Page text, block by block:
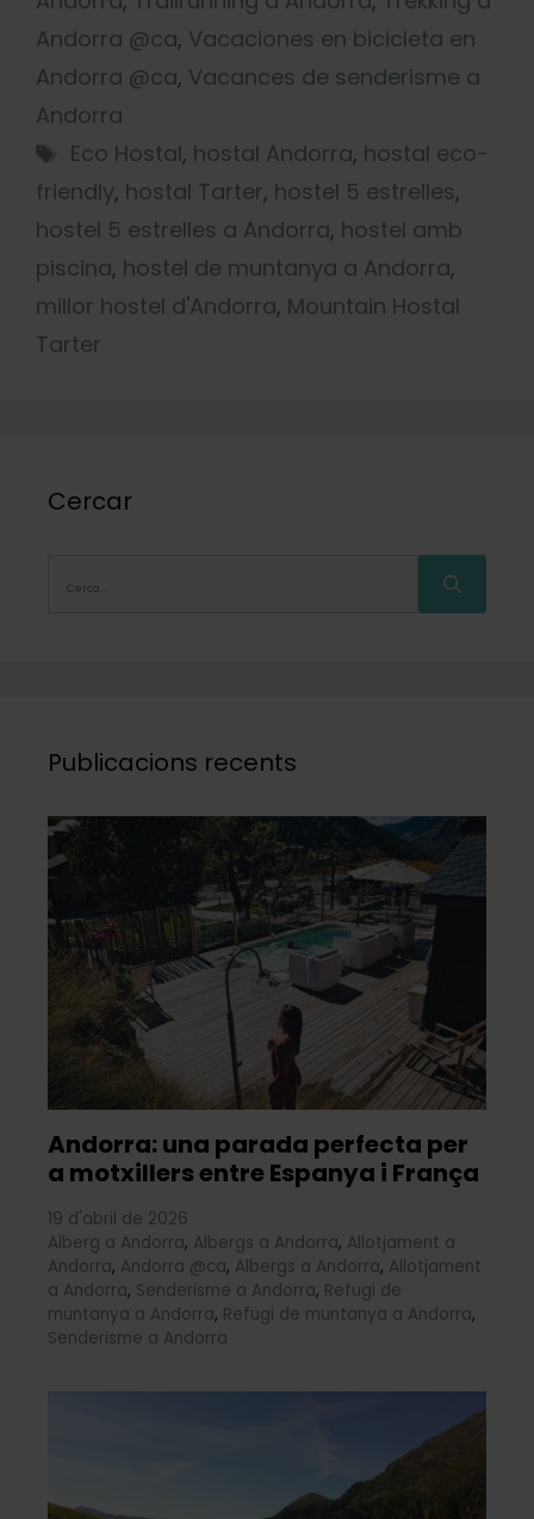
Andorra @ca, Vacaciones en bicicleta en
Andorra @ca, Vacances de senderisme a
Andorra
Eco Hostal, hostal Andorra, hostal eco-
friendly, hostal Tarter, hostel 5 estrelles,
hostel 5 estrelles a Andorra, hostel amb
piscina, hostel de muntanya a Andorra,
millor hostel d'Andorra, Mountain Hostal
Tarter
Cercar
Publicacions recents
Andorra: una parada perfecta per
a motxillers entre Espanya i França
19 d'abril de 2026
Alberg a Andorra, Albergs a Andorra, Allotjament a
Andorra, Andorra @ca, Albergs a Andorra, Allotjament
a Andorra, Senderisme a Andorra, Refugi de
muntanya a Andorra, Refugi de muntanya a Andorra,
Senderisme a Andorra